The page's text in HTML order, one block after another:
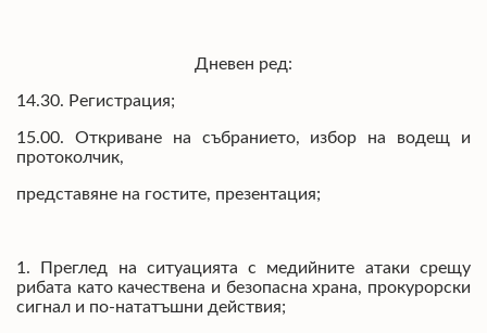
Дневен ред:
14.30. Регистрация;
15.00. Откриване на събранието, избор на водещ и
протоколчик,
представяне на гостите, презентация;
1. Преглед на ситуацията с медийните атаки срещу
рибата като качествена и безопасна храна, прокурорски
сигнал и по-нататъшни действия;